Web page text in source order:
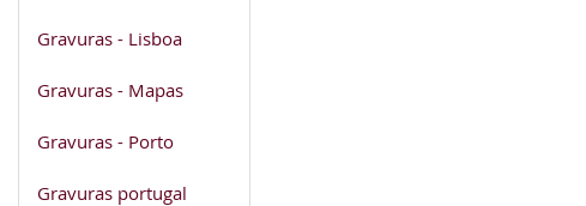
Gravuras - Lisboa
Gravuras - Mapas
Gravuras - Porto
Gravuras portugal